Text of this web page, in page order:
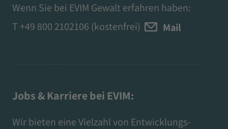
Wenn Sie bei EVIM Gewalt erfahren haben:
T +49 800 2102106 (kostenfrei) Mail
Jobs & Karriere bei EVIM:
Wir bieten eine Vielzahl von Entwicklungs-